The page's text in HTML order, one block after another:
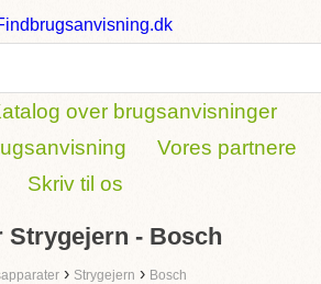
over brugsanvisninger
Vores partnere
Skriv til os
Strygejern - Bosch
› Strygejern › Bosch